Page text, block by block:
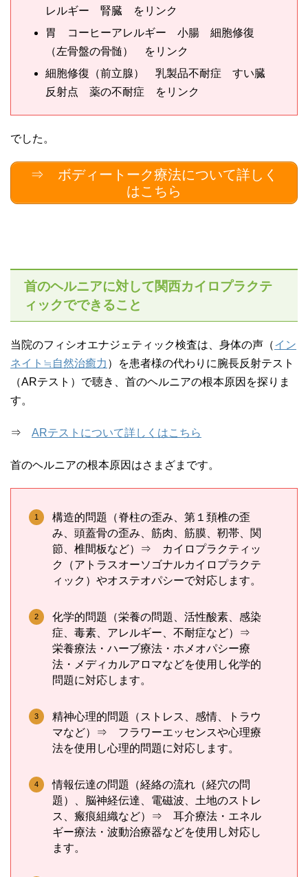
レルギー 腎臓 をリンク
胃 コーヒーアレルギー 小腸 細胞修復
（左骨盤の骨髄） をリンク
細胞修復（前立腺） 乳製品不耐症 すい臓
反射点 薬の不耐症 をリンク
でした。
⇒ ボディートーク療法について詳しく
はこちら
首のヘルニアに対して関西カイロプラクテ
ィックでできること
当院のフィシオエナジェティック検査は、身体の声（イン
ネイト≒自然治癒力 ）を患者様の代わりに腕長反射テスト
（ARテスト）で聴き、首のヘルニアの根本原因を探りま
す。
⇒ ARテストについて詳しくはこちら
首のヘルニアの根本原因はさまざまです。
構造的問題（脊柱の歪み、第１頚椎の歪
み、頭蓋骨の歪み、筋肉、筋膜、靭帯、関
節、椎間板など）⇒ カイロプラクティッ
ク（アトラスオーソゴナルカイロプラクテ
ィック）やオステオパシーで対応します。
化学的問題（栄養の問題、活性酸素、感染
症、毒素、アレルギー、不耐症など）⇒
栄養療法・ハーブ療法・ホメオパシー療
法・メディカルアロマなどを使用し化学的
問題に対応します。
精神心理的問題（ストレス、感情、トラウ
マなど）⇒ フラワーエッセンスや心理療
法を使用し心理的問題に対応します。
情報伝達の問題（経絡の流れ（経穴の問
題）、脳神経伝達、電磁波、土地のストレ
ス、瘢痕組織など）⇒ 耳介療法・エネル
ギー療法・波動治療器などを使用し対応し
ます。